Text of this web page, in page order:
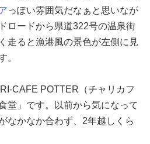
っぽい雰囲気だなぁと思いなが
ロードから県道322号の温泉街
走ると漁港風の景色が左側に見
。
CAFE POTTER（チャリカフ
堂」です。以前から気になって
なかなか合わず、2年越しくら